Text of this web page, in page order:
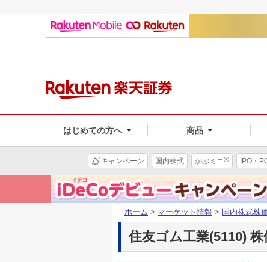
はじめての方へ 商品
キャンペーン 国内株式 かぶミニ® IPO・
ホーム > マーケット情報 > 国内株式株
住友ゴム工業(5110) 株